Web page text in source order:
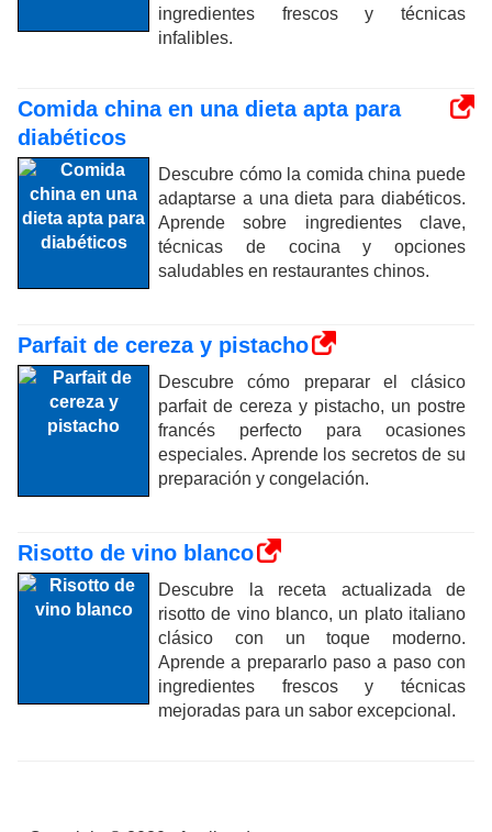
ingredientes frescos y técnicas
infalibles.
Comida china en una dieta apta para
diabéticos
Descubre cómo la comida china puede
adaptarse a una dieta para diabéticos.
Aprende sobre ingredientes clave,
técnicas de cocina y opciones
saludables en restaurantes chinos.
Parfait de cereza y pistacho
Descubre cómo preparar el clásico
parfait de cereza y pistacho, un postre
francés perfecto para ocasiones
especiales. Aprende los secretos de su
preparación y congelación.
Risotto de vino blanco
Descubre la receta actualizada de
risotto de vino blanco, un plato italiano
clásico con un toque moderno.
Aprende a prepararlo paso a paso con
ingredientes frescos y técnicas
mejoradas para un sabor excepcional.